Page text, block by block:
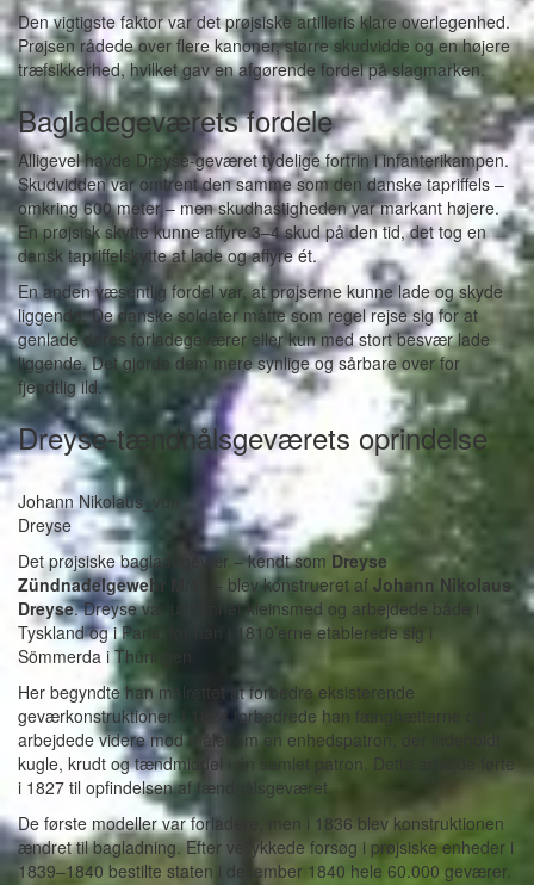
Den vigtigste faktor var det prøjsiske artilleris klare overlegenhed.
Prøjsen rådede over flere kanoner, større skudvidde og en højere
træfsikkerhed, hvilket gav en afgørende fordel på slagmarken.
Bagladegeværets fordele
Alligevel havde Dreyse-geværet tydelige fortrin i infanterikampen.
Skudvidden var omtrent den samme som den danske tapriffels –
omkring 600 meter – men skudhastigheden var markant højere.
En prøjsisk skytte kunne affyre 3–4 skud på den tid, det tog en
dansk tapriffelskytte at lade og affyre ét.
En anden væsentlig fordel var, at prøjserne kunne lade og skyde
liggende. De danske soldater måtte som regel rejse sig for at
genlade deres forladegeværer eller kun med stort besvær lade
liggende. Det gjorde dem mere synlige og sårbare over for
fjendtlig ild.
Dreyse-tændnålsgeværets oprindelse
Johann Nikolaus_von
Dreyse
Det prøjsiske bagladegevær – kendt som Dreyse
Zündnadelgewehr M/41
– blev konstrueret af Johann Nikolaus
Dreyse. Dreyse var uddannet kleinsmed og arbejdede både i
Tyskland og i Paris, før han i 1810’erne etablerede sig i
Sömmerda i Thüringen.
Her begyndte han målrettet at forbedre eksisterende
geværkonstruktioner. I 1824 forbedrede han fænghætterne og
arbejdede videre mod målet om en enhedspatron, der indeholdt
kugle, krudt og tændmiddel i én samlet patron. Dette arbejde førte
i 1827 til opfindelsen af tændnålsgeværet.
De første modeller var forladere, men i 1836 blev konstruktionen
ændret til bagladning. Efter vellykkede forsøg i prøjsiske enheder i
1839–1840 bestilte staten i december 1840 hele 60.000 geværer.